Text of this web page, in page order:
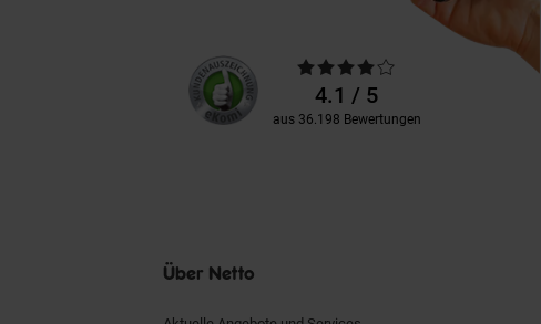
Unsere
Kundenbewertungen
Durchschnittliche
Bewertungen4.1 / 5
aus 36.198 Bewertungen
Über Netto